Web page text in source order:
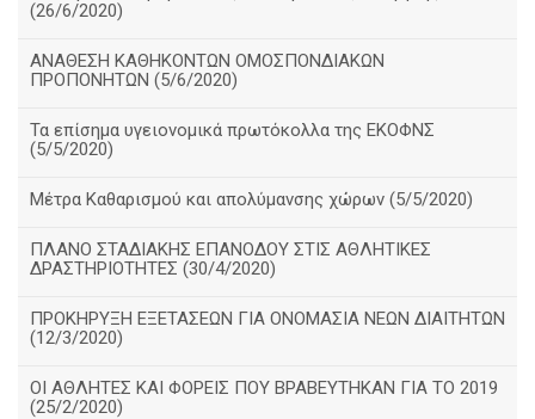
(26/6/2020)
ΑΝΑΘΕΣΗ ΚΑΘΗΚΟΝΤΩΝ ΟΜΟΣΠΟΝΔΙΑΚΩΝ
ΠΡΟΠΟΝΗΤΩΝ (5/6/2020)
Τα επίσημα υγειονομικά πρωτόκολλα της ΕΚΟΦΝΣ
(5/5/2020)
Μέτρα Καθαρισμού και απολύμανσης χώρων (5/5/2020)
ΠΛΑΝΟ ΣΤΑΔΙΑΚΗΣ ΕΠΑΝΟΔΟΥ ΣΤΙΣ ΑΘΛΗΤΙΚΕΣ
ΔΡΑΣΤΗΡΙΟΤΗΤΕΣ (30/4/2020)
ΠΡΟΚΗΡΥΞΗ ΕΞΕΤΑΣΕΩΝ ΓΙΑ ΟΝΟΜΑΣΙΑ ΝΕΩΝ ΔΙΑΙΤΗΤΩΝ
(12/3/2020)
ΟΙ ΑΘΛΗΤΕΣ ΚΑΙ ΦΟΡΕΙΣ ΠΟΥ ΒΡΑΒΕΥΤΗΚΑΝ ΓΙΑ ΤΟ 2019
(25/2/2020)